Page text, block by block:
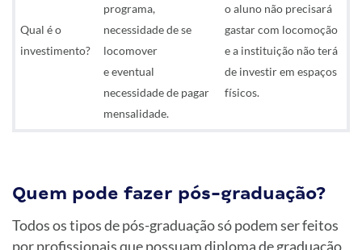
Qual é o
investimento?
programa,
necessidade de se
locomover
e eventual
necessidade de pagar
mensalidade.
o aluno não precisará
gastar com locomoção
e a instituição não terá
de investir em espaços
físicos.
Quem pode fazer pós-graduação?
Todos os tipos de pós-graduação só podem ser feitos
por profissionais que possuam diploma de graduação